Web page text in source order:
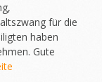
für die
haben
Gute